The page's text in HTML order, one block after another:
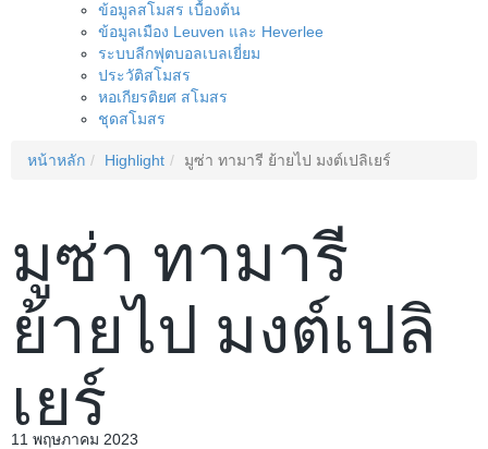
ข้อมูลสโมสร เบื้องต้น
ข้อมูลเมือง Leuven และ Heverlee
ระบบลีกฟุตบอลเบลเยี่ยม
ประวัติสโมสร
หอเกียรติยศ สโมสร
ชุดสโมสร
หน้าหลัก Highlight มูซ่า ทามารี ย้ายไป มงต์เปลิเยร์
มูซ่า ทามารี
ย้ายไป มงต์เปลิ
เยร์
11 พฤษภาคม 2023